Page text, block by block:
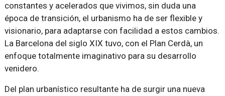
constantes y acelerados que vivimos, sin duda una
época de transición, el urbanismo ha de ser flexible y
visionario, para adaptarse con facilidad a estos cambios.
La Barcelona del siglo XIX tuvo, con el Plan Cerdà, un
enfoque totalmente imaginativo para su desarrollo
venidero.
Del plan urbanístico resultante ha de surgir una nueva